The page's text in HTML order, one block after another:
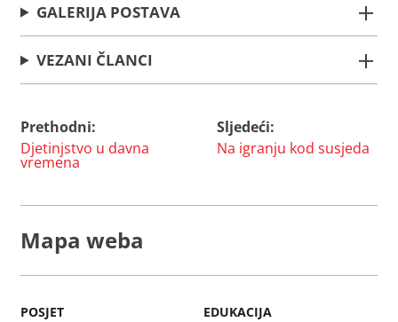
GALERIJA POSTAVA
VEZANI ČLANCI
Navigacija
objava
Prethodni:
Djetinjstvo u davna
vremena
Sljedeći:
Na igranju kod susjeda
Mapa weba
POSJET
EDUKACIJA